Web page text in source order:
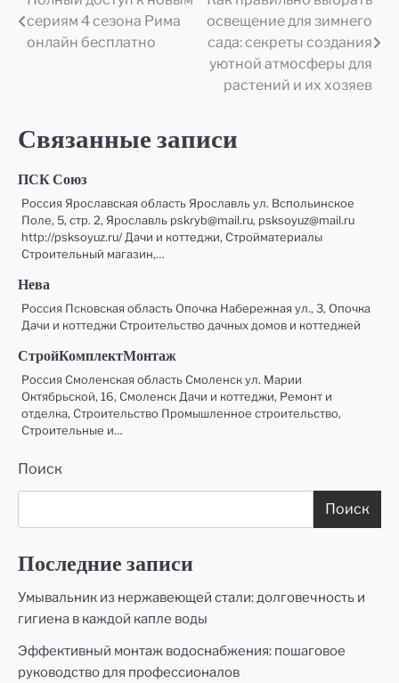
по
сериям 4 сезона Рима
онлайн бесплатно
освещение для зимнего
сада: секреты создания
уютной атмосферы для
растений и их хозяев
Связанные записи
ПСК Союз
Россия Ярославская область Ярославль ул. Вспольинское
Поле, 5, стр. 2, Ярославль pskryb@mail.ru, psksoyuz@mail.ru
http://psksoyuz.ru/ Дачи и коттеджи, Стройматериалы
Строительный магазин,…
Нева
Россия Псковская область Опочка Набережная ул., 3, Опочка
Дачи и коттеджи Строительство дачных домов и коттеджей
СтройКомплектМонтаж
Россия Смоленская область Смоленск ул. Марии
Октябрьской, 16, Смоленск Дачи и коттеджи, Ремонт и
отделка, Строительство Промышленное строительство,
Строительные и…
Поиск
Поиск
Последние записи
Умывальник из нержавеющей стали: долговечность и
гигиена в каждой капле воды
Эффективный монтаж водоснабжения: пошаговое
руководство для профессионалов